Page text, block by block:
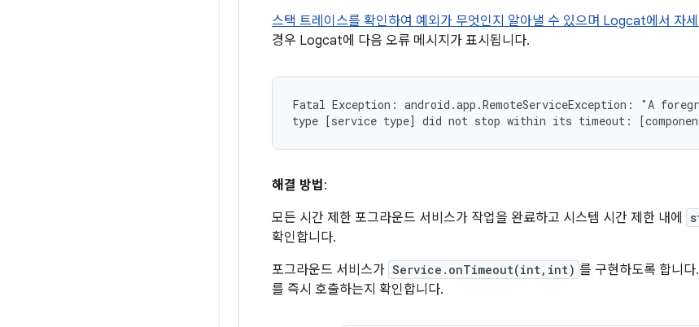
스택 트레이스를 확인하여 예외가 무엇인지 알아낼 수 있으며 Logcat에서 자
경우 Logcat에 다음 오류 메시지가 표시됩니다.
Fatal Exception: android.app.RemoteServiceException: "A
해결 방법:
모든 시간 제한 포그라운드 서비스가 작업을 완료하고 시스템 시간 제한 내에
확인합니다.
포그라운드 서비스가 Service.onTimeout(int,int) 를 구현하도록 합니다
를 즉시 호출하는지 확인합니다.